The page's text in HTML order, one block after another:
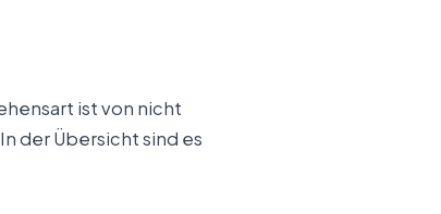
ist von nicht
der Übersicht sind es